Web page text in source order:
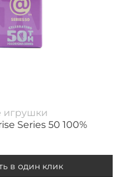
игрушки
Series 50 100%
в один клик